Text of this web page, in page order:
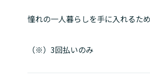
憧れの一人暮らしを手に入れるた
（※）3回払いのみ